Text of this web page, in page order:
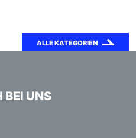
ALLE KATEGORIEN
BEI UNS